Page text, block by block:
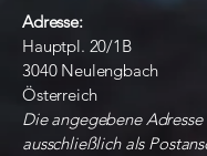
Adresse:
Hauptpl. 20/1B
3040 Neulengbach
Österreich
Die angegebene
ausschließlich als